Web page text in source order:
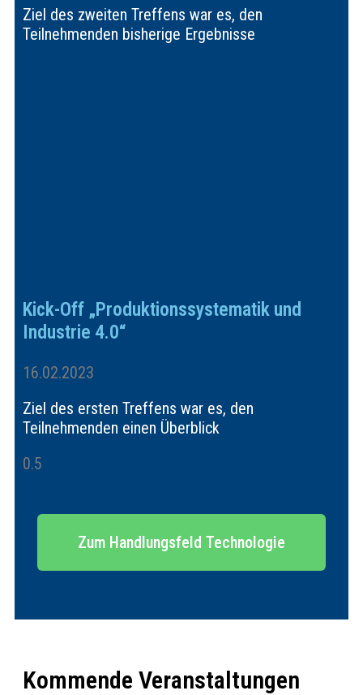
Ziel des zweiten Treffens war es, den
Teilnehmenden bisherige Ergebnisse
Kick-Off „Produktionssystematik und
Industrie 4.0“
16.02.2023
Ziel des ersten Treffens war es, den
Teilnehmenden einen Überblick
Zum Handlungsfeld Technologie
Kommende Veranstaltungen